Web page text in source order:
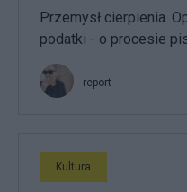
Przemysł cierpienia.
podatki - o procesie
report
Kultura